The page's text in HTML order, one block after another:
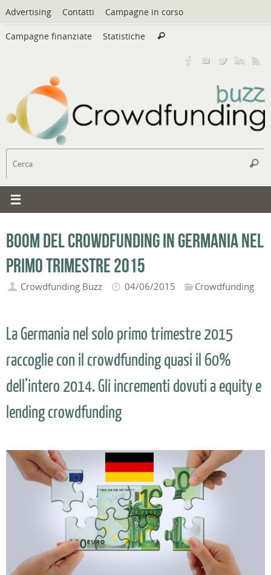
Vai
al
contenuto
Advertising Contatti Campagne in corso
Campagne finanziate Statistiche Cerca
Cerca
Boom del crowdfunding in Germania nel
primo trimestre 2015
Crowdfunding Buzz 04/06/2015 Crowdfunding
La Germania nel solo primo trimestre 2015
raccoglie con il crowdfunding quasi il 60%
dell’intero 2014. Gli incrementi dovuti a equity e
lending crowdfunding